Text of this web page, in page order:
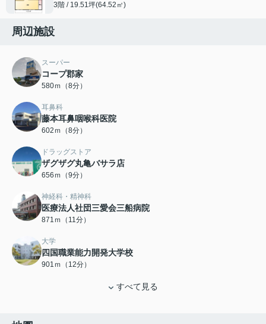
3階 / 19.51坪(64.52㎡)
周辺施設
スーパー
コープ郡家
580ｍ（8分）
耳鼻科
藤本耳鼻咽喉科医院
602ｍ（8分）
ドラッグストア
ザグザグ丸亀バサラ店
656ｍ（9分）
神経科・精神科
医療法人社団三愛会三船病院
871ｍ（11分）
大学
四国職業能力開発大学校
901ｍ（12分）
すべて見る